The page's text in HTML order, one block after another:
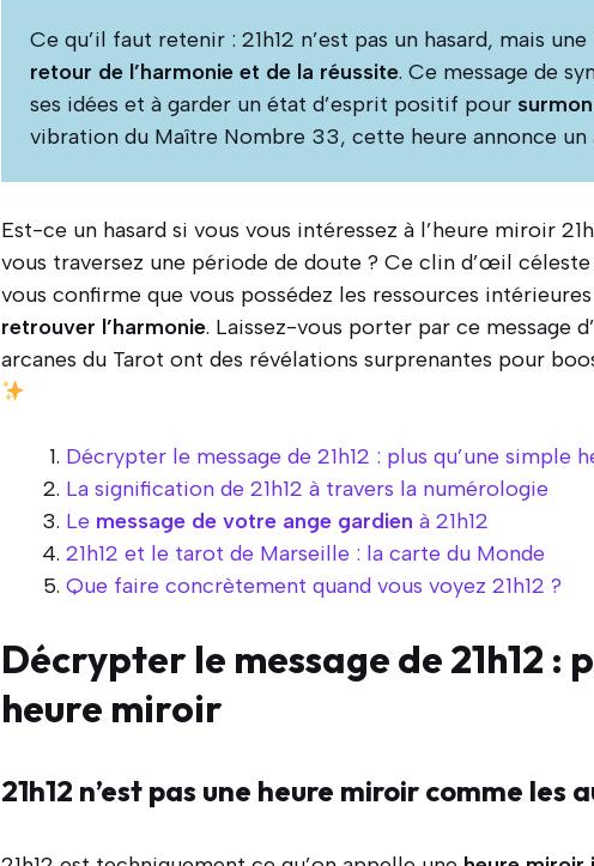
Ce qu’il faut retenir : 21h12 n’est pas un hasard, mais
retour de l’harmonie et de la réussite. Ce message de
ses idées et à garder un état d’esprit positif pour
vibration du Maître Nombre 33, cette heure annonce
Est-ce un hasard si vous vous intéressez à l’heure miroir
vous traversez une période de doute ? Ce clin d’œil
vous confirme que vous possédez les ressources
retrouver l’harmonie. Laissez-vous porter par ce message
arcanes du Tarot ont des révélations surprenantes pour
Décrypter le message de 21h12 : plus qu’une simple
La signification de 21h12 à travers la numérologie
Le message de votre ange gardien à 21h12
21h12 et le tarot de Marseille : la carte du Monde
Que faire concrètement quand vous voyez 21h12 ?
Décrypter le message de 21h12 :
heure miroir
21h12 n’est pas une heure miroir comme les